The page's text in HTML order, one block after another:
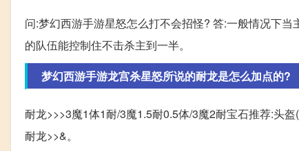
问:梦幻西游手游星怒怎么打不会招怪? 答:一般情况下
的队伍能控制住不击杀主到一半。
梦幻西游手游龙宫杀星怒所说的耐龙是怎么加点的?
耐龙>>>3魔1体1耐/3魔1.5耐0.5体/3魔2耐宝石推荐:头
耐龙>>&。